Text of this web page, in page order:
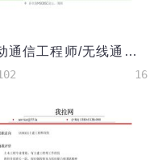
移动通信工程师/无线通信工程师简历模板（有专业技能）
16